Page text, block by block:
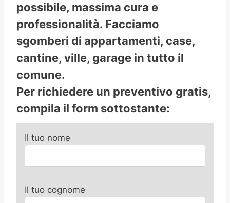
possibile, massima cura e
professionalità. Facciamo
sgomberi di appartamenti, case,
cantine, ville, garage in tutto il
comune.
Per richiedere un preventivo gratis,
compila il form sottostante:
Il tuo nome
Il tuo cognome